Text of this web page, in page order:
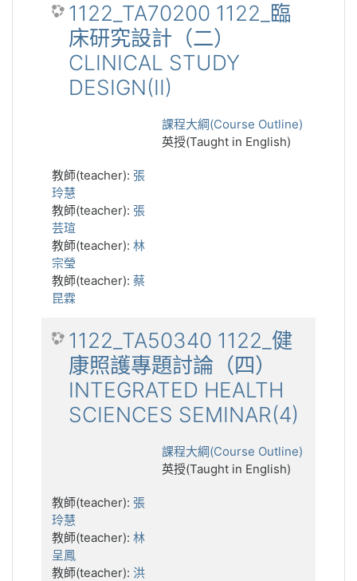
1122_TA70200 1122_臨
床研究設計（二）
CLINICAL STUDY
DESIGN(II)
課程大綱(Course Outline)
英授(Taught in English)
教師(teacher): 張
玲慧
教師(teacher): 張
芸瑄
教師(teacher): 林
宗瑩
教師(teacher): 蔡
昆霖
1122_TA50340 1122_健
康照護專題討論（四）
INTEGRATED HEALTH
SCIENCES SEMINAR(4)
課程大綱(Course Outline)
英授(Taught in English)
教師(teacher): 張
玲慧
教師(teacher): 林
呈鳳
教師(teacher): 洪